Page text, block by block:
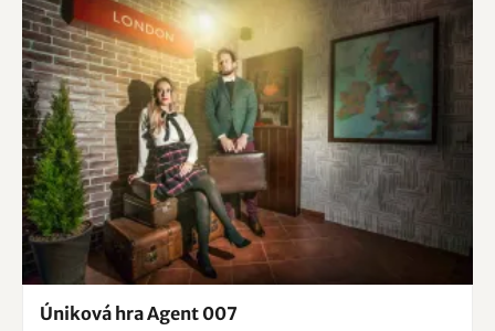
Úniková hra Agent 007